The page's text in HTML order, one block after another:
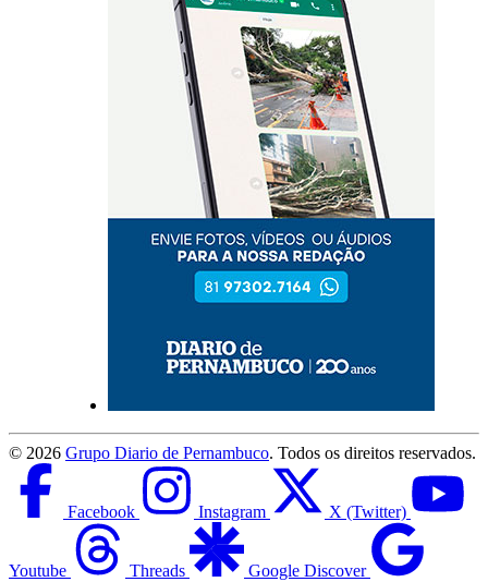
© 2026 Grupo Diario de Pernambuco. Todos os direitos reservados.
Facebook Instagram X (Twitter)
Youtube Threads Google Discover